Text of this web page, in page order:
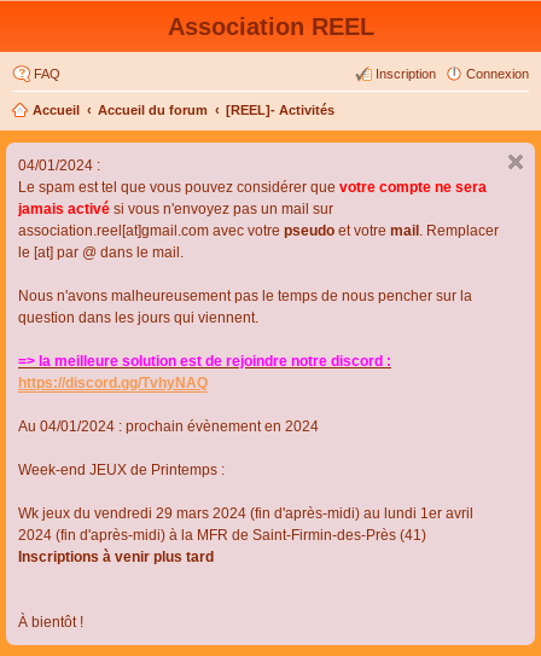
Association REEL
FAQ Connexion
Inscription
Accueil Accueil du forum [REEL]- Activités
04/01/2024 :
Le spam est tel que vous pouvez considérer que votre compte ne sera
jamais activé si vous n'envoyez pas un mail sur
association.reel[at]gmail.com avec votre pseudo et votre mail . Remplacer
le [at] par @ dans le mail.
Nous n'avons malheureusement pas le temps de nous pencher sur la
question dans les jours qui viennent.
=> la meilleure solution est de rejoindre notre discord :
https://discord.gg/TvhyNAQ
Au 04/01/2024 : prochain évènement en 2024
Week-end JEUX de Printemps :
Wk jeux du vendredi 29 mars 2024 (fin d'après-midi) au lundi 1er avril
2024 (fin d'après-midi) à la MFR de Saint-Firmin-des-Près (41)
Inscriptions à venir plus tard
À bientôt !